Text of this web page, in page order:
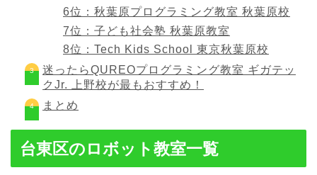
6位：秋葉原プログラミング教室 秋葉原校
7位：子ども社会塾 秋葉原教室
8位：Tech Kids School 東京秋葉原校
迷ったらQUREOプログラミング教室 ギガテッ
クJr. 上野校が最もおすすめ！
まとめ
台東区のロボット教室一覧